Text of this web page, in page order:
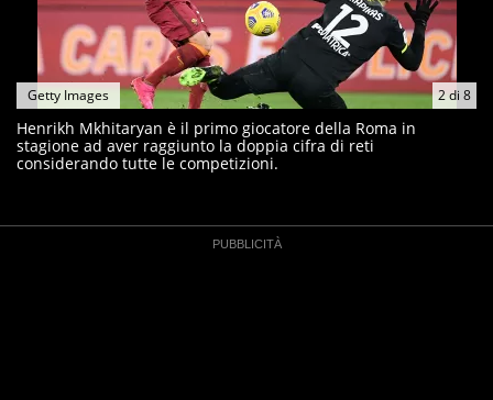
2di 8
Getty Images
Henrikh Mkhitaryan è il primo giocatore della Roma in
stagione ad aver raggiunto la doppia cifra di reti
considerando tutte le competizioni.